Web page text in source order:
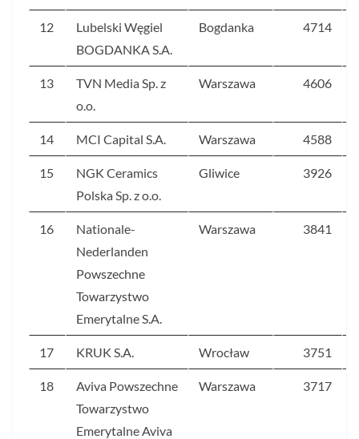
12
Lubelski Węgiel
BOGDANKA S.A.
Bogdanka 4714
13
TVN Media Sp. z
o.o.
Warszawa 4606
14 MCI Capital S.A. Warszawa 4588
15
NGK Ceramics
Polska Sp. z o.o.
Gliwice 3926
16
Nationale-
Nederlanden
Powszechne
Towarzystwo
Emerytalne S.A.
Warszawa 3841
17 KRUK S.A. Wrocław 3751
18
Aviva Powszechne
Towarzystwo
Emerytalne Aviva
Warszawa 3717